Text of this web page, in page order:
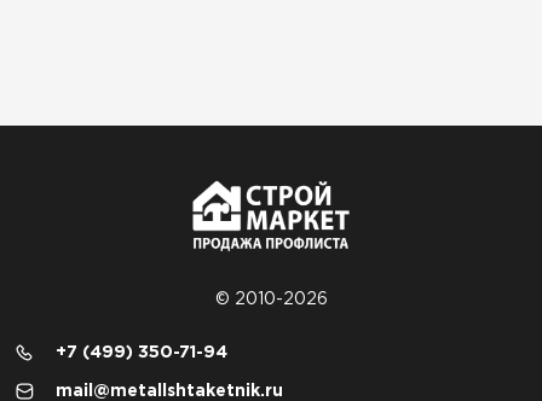
© 2010-2026
+7 (499) 350-71-94
mail@metallshtaketnik.ru